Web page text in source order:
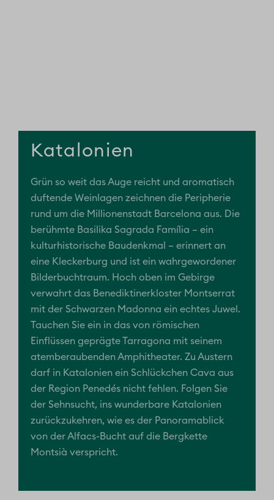
Katalonien
Grün so weit das Auge reicht und aromatisch
duftende Weinlagen zeichnen die Peripherie
rund um die Millionenstadt Barcelona aus. Die
berühmte Basilika Sagrada Família – ein
kulturhistorische Baudenkmal – erinnert an
eine Kleckerburg und ist ein wahrgewordener
Bilderbuchtraum. Hoch oben im Gebirge
verwahrt das Benediktinerkloster Montserrat
mit der Schwarzen Madonna ein echtes Juwel.
Tauchen Sie ein in das von römischen
Einflüssen geprägte Tarragona mit seinem
atemberaubenden Amphitheater. Zu Austern
darf in Katalonien ein Schlückchen Cava aus
der Region Penedés nicht fehlen. Folgen Sie
der Sehnsucht, ins wunderbare Katalonien
zurückzukehren, wie es der Panoramablick
von der Alfacs-Bucht auf die Bergkette
Montsià verspricht.